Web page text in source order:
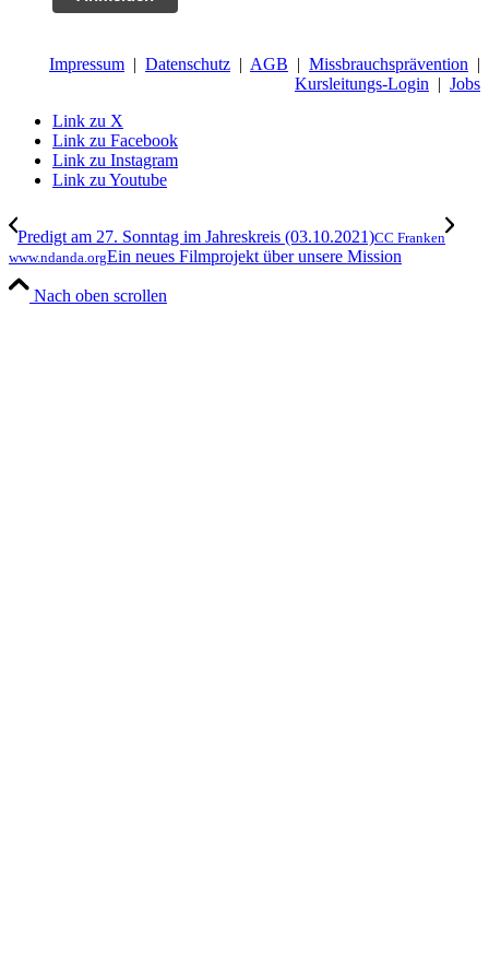
Impressum | Datenschutz | AGB | Missbrauchsprävention |
Kursleitungs-Login | Jobs
Link zu X
Link zu Facebook
Link zu Instagram
Link zu Youtube
Predigt am 27. Sonntag im Jahreskreis (03.10.2021)CC Franken
www.ndanda.orgEin neues Filmprojekt über unsere Mission
Nach oben scrollen